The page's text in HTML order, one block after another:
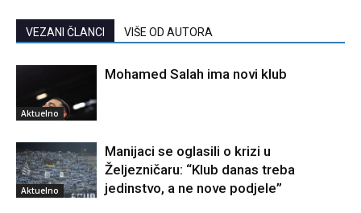
VEZANI ČLANCI VIŠE OD AUTORA
Aktuelno
Mohamed Salah ima novi klub
Aktuelno
Manijaci se oglasili o krizi u
Željezničaru: “Klub danas treba
jedinstvo, a ne nove podjele”